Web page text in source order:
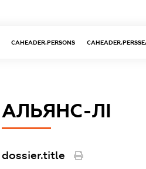
CAHEADER.PERSONS
АЛЬЯНС-ЛІ
dossier.title